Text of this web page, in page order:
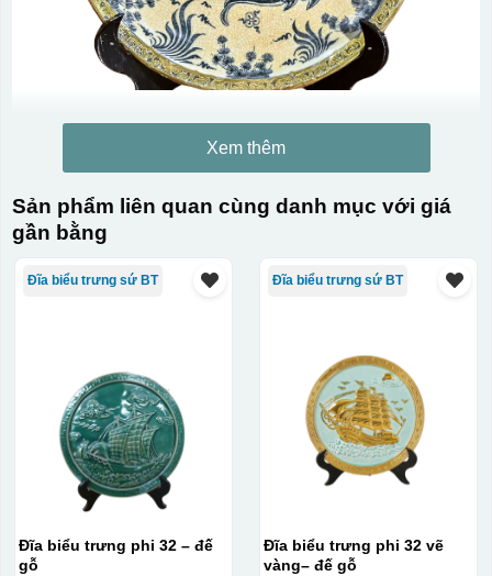
Xem thêm
Sản phẩm liên quan cùng danh mục với giá
gần bằng
Đĩa biểu trưng sứ BT
Đĩa biểu trưng phi 32 – đế
gỗ
Đĩa biểu trưng sứ BT
Đĩa biểu trưng phi 32 vẽ
vàng– đế gỗ